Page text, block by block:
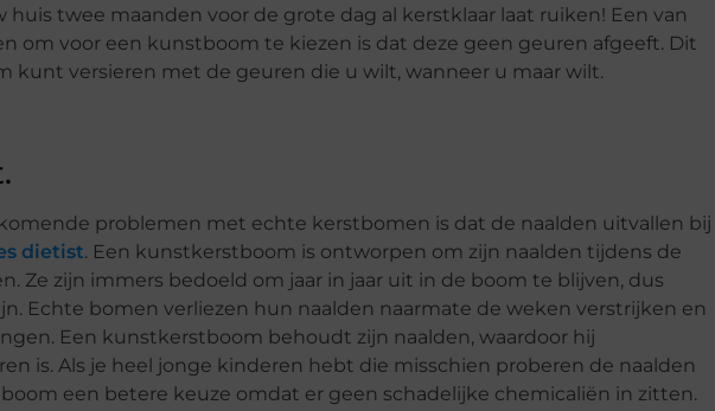
twee maanden voor de grote dag al kerstklaar laat ruiken! Een van
om voor een kunstboom te kiezen is dat deze geen geuren afgeeft. Dit
kunt versieren met de geuren die u wilt, wanneer u maar wilt.
problemen met echte kerstbomen is dat de naalden uitvallen bij
dietist. Een kunstkerstboom is ontworpen om zijn naalden tijdens de
Ze zijn immers bedoeld om jaar in jaar uit in de boom te blijven, dus
Echte bomen verliezen hun naalden naarmate de weken verstrijken en
Een kunstkerstboom behoudt zijn naalden, waardoor hij
is. Als je heel jonge kinderen hebt die misschien proberen de naalden
een betere keuze omdat er geen schadelijke chemicaliën in zitten.